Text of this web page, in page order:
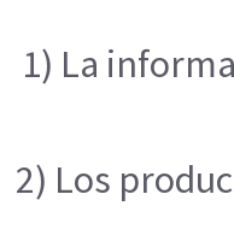
1) La
2) Los